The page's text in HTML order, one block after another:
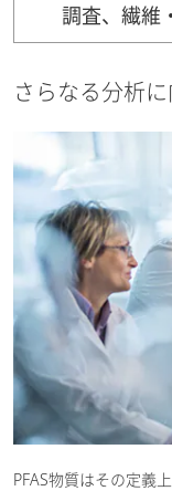
調査、繊維
さらなる分析
PFAS物質はその定義